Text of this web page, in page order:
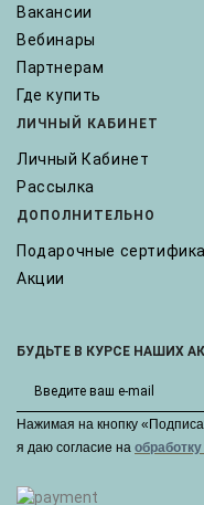
Вакансии
Вебинары
Партнерам
Где купить
ЛИЧНЫЙ КАБИНЕТ
Личный Кабинет
Рассылка
ДОПОЛНИТЕЛЬНО
Подарочные
Акции
БУДЬТЕ В КУРСЕ НАШИХ
Нажимая на кнопку
я даю cогласие на